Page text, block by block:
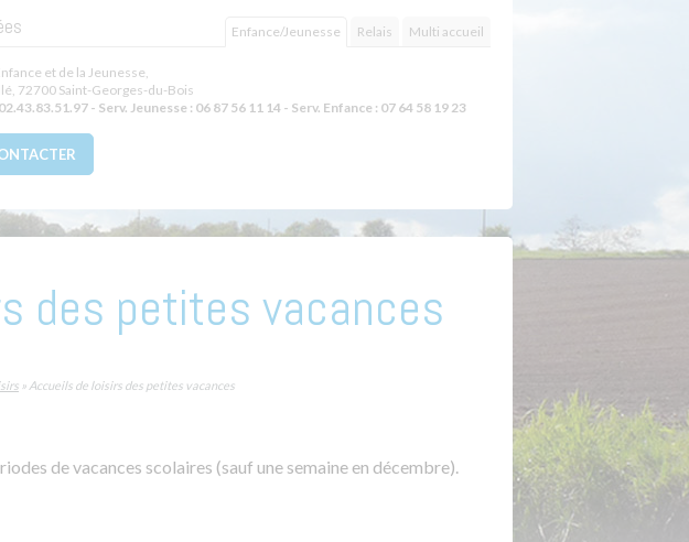
Enfance/Jeunesse Relais Multi accueil
et de la Jeunesse,
, 72700 Saint-Georges-du-Bois
02.43.83.51.97 - Serv. Jeunesse : 06 87 56 11 14 - Serv. Enfance : 07 64 58 19 23
des petites vacances
» Accueils de loisirs des petites vacances
de vacances scolaires (sauf une semaine en décembre).